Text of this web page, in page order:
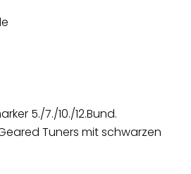
5./7./10./12.Bund.
Tuners mit schwarzen